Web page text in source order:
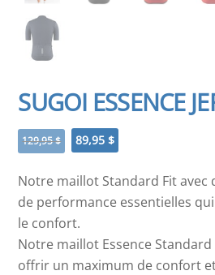
SUGOI ESSENCE
129,95$
Le
prix
initial
était :
129,95 $.
89,95 $
prix
actuel
est :
Notre maillot Standard Fit avec
de performance essentielles
le confort.
Notre maillot Essence
offrir un maximum de confort